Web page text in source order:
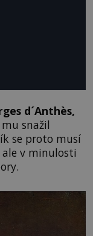
d´Anthès,
mu snažil
se proto musí
v minulosti